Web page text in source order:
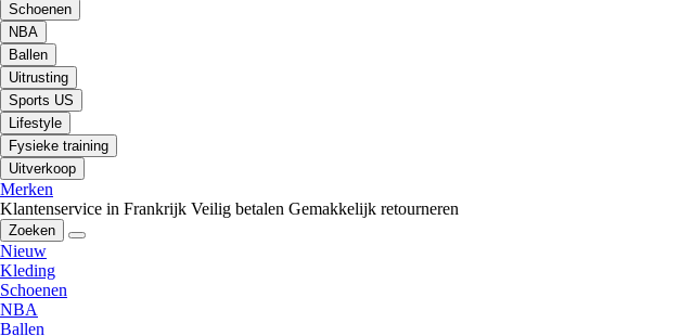
Schoenen
NBA
Ballen
Uitrusting
Sports US
Lifestyle
Fysieke training
Uitverkoop
Merken
Klantenservice in Frankrijk Veilig betalen Gemakkelijk retourneren
Zoeken
Nieuw
Kleding
Schoenen
NBA
Ballen